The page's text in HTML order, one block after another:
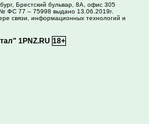
Брестский бульвар, 8А, офис 305
ФС 77 – 75998 выдано 13.06.2019г.
связи, информационных технологий и
1PNZ.RU 18+